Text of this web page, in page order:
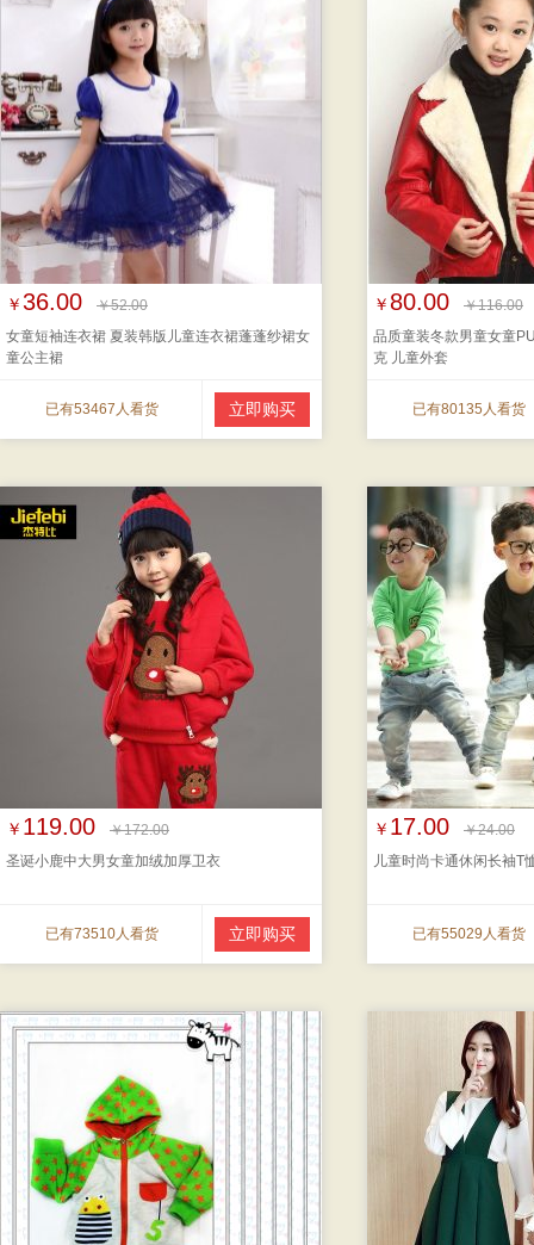
￥36.00
￥52.00
女童短袖连衣裙 夏装韩版儿童连衣裙蓬蓬纱裙女
童公主裙
已有53467人看货 立即购买
￥ 80.00
￥116.00
品质童装冬款男童女童
克 儿童外套
已有80135人看货
￥ 119.00
￥172.00
圣诞小鹿中大男女童加绒加厚卫衣
已有73510人看货 立即购买
￥ 17.00
￥24.00
儿童时尚卡通休闲长袖T
已有55029人看货